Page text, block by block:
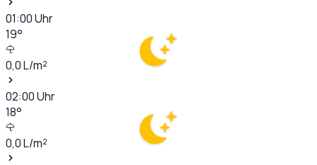
01:00Uhr
19°
0,0L/m²
02:00Uhr
18°
0,0L/m²